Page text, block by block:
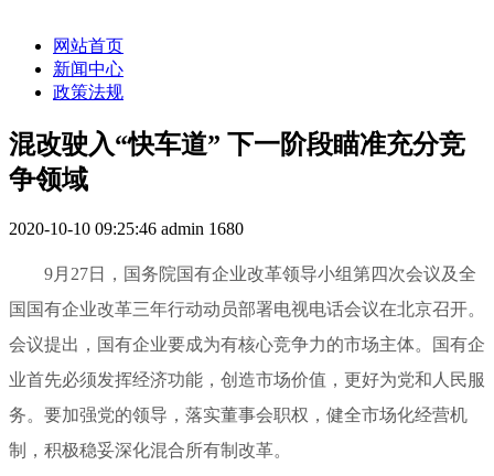
网站首页
新闻中心
政策法规
混改驶入“快车道” 下一阶段瞄准充分竞
争领域
2020-10-10 09:25:46 admin 1680
9月27日，国务院国有企业改革领导小组第四次会议及全
国国有企业改革三年行动动员部署电视电话会议在北京召开。
会议提出，国有企业要成为有核心竞争力的市场主体。国有企
业首先必须发挥经济功能，创造市场价值，更好为党和人民服
务。要加强党的领导，落实董事会职权，健全市场化经营机
制，积极稳妥深化混合所有制改革。